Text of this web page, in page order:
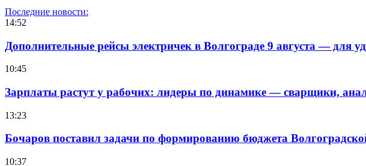
Последние новости:
14:52
Дополнительные рейсы электричек в Волгограде 9 августа — для
10:45
Зарплаты растут у рабочих: лидеры по динамике — сварщики,
13:23
Бочаров поставил задачи по формированию бюджета
10:37